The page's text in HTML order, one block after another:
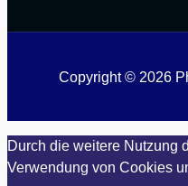
Copyright © 2026
Durch die weitere Nutzung
Verwendung von Cookies